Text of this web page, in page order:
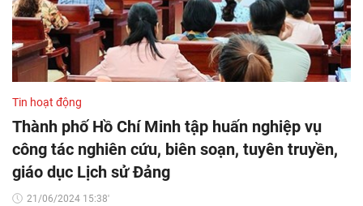
Tin hoạt động
Thành phố Hồ Chí Minh tập huấn nghiệp vụ
công tác nghiên cứu, biên soạn, tuyên truyền,
giáo dục Lịch sử Đảng
21/06/2024 15:38'